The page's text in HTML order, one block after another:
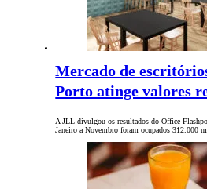
Mercado de
Porto atinge valores
A JLL divulgou os resultados do Office
Janeiro a Novembro foram ocupados 312.000